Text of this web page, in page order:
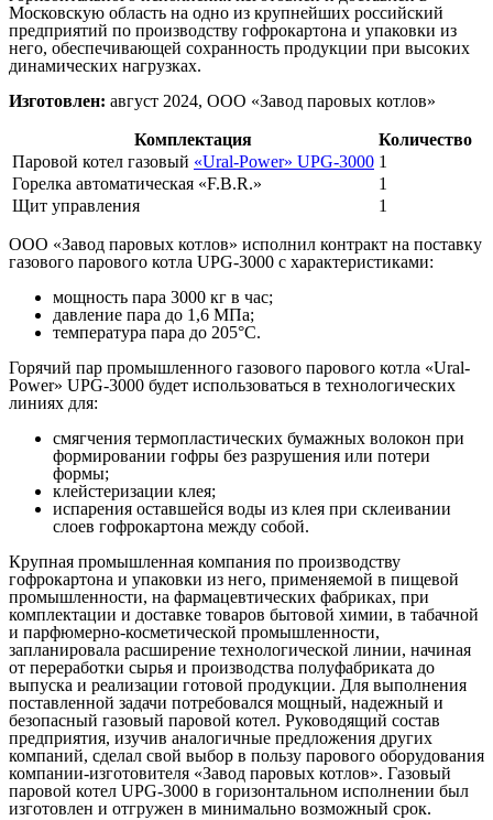
Московскую область на одно из крупнейших российский
предприятий по производству гофрокартона и упаковки из
него, обеспечивающей сохранность продукции при высоких
динамических нагрузках.
Изготовлен: август 2024, ООО «Завод паровых котлов»
Комплектация
Количество
Паровой котел газовый «Ural-Power» UPG-3000 1
Горелка автоматическая «F.B.R.»
1
Щит управления
1
ООО «Завод паровых котлов» исполнил контракт на поставку
газового парового котла UPG-3000 с характеристиками:
мощность пара 3000 кг в час;
давление пара до 1,6 МПа;
температура пара до 205°С.
Горячий пар промышленного газового парового котла «Ural-
Power» UPG-3000 будет использоваться в технологических
линиях для:
смягчения термопластических бумажных волокон при
формировании гофры без разрушения или потери
формы;
клейстеризации клея;
испарения оставшейся воды из клея при склеивании
слоев гофрокартона между собой.
Крупная промышленная компания по производству
гофрокартона и упаковки из него, применяемой в пищевой
промышленности, на фармацевтических фабриках, при
комплектации и доставке товаров бытовой химии, в табачной
и парфюмерно-косметической промышленности,
запланировала расширение технологической линии, начиная
от переработки сырья и производства полуфабриката до
выпуска и реализации готовой продукции. Для выполнения
поставленной задачи потребовался мощный, надежный и
безопасный газовый паровой котел. Руководящий состав
предприятия, изучив аналогичные предложения других
компаний, сделал свой выбор в пользу парового оборудования
компании-изготовителя «Завод паровых котлов». Газовый
паровой котел UPG-3000 в горизонтальном исполнении был
изготовлен и отгружен в минимально возможный срок.